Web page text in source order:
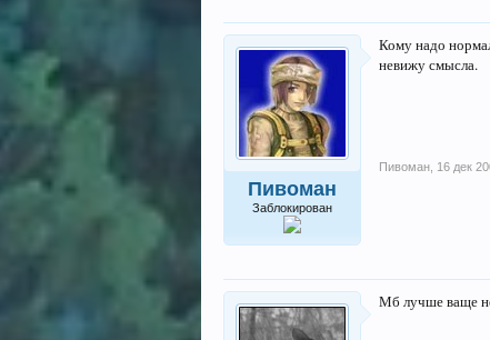
Пивоман
Заблокирован
Кому надо
невижу смысла.
Пивоман 16 дек
Мб лучше ваще